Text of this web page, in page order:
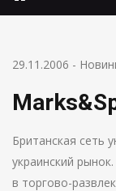
29.11.2006 -
Британская сеть
украинский
в торгово-